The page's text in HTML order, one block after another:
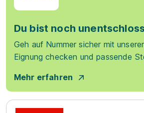
Du bist noch
Geh auf Nummer sicher mit
Eignung checken und passende
Mehr erfahren